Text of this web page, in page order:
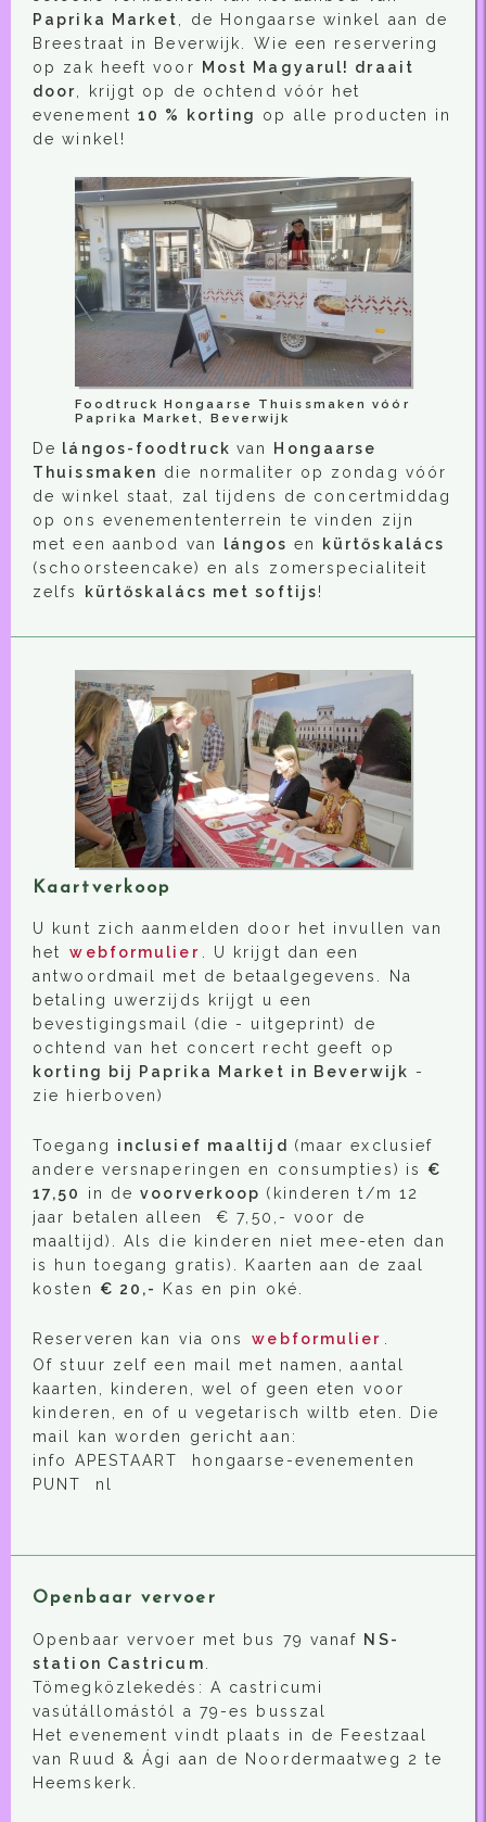
Paprika Market
, de Hongaarse winkel aan de
Breestraat in Beverwijk. Wie een reservering
op zak heeft voor
Most Magyarul! draait
door , krijgt op de ochtend vóór het
evenement 10 % korting
op alle producten in
de winkel!
Foodtruck Hongaarse Thuissmaken vóór
Paprika Market, Beverwijk
De lángos-foodtruckvan Hongaarse
Thuissmaken die normaliter op zondag vóór
de winkel staat, zal tijdens de concertmiddag
op ons evenemententerrein te vinden zijn
met een aanbod van
lángos en
kürtőskalács
(schoorsteencake) en als zomerspecialiteit
zelfs
kürtőskalács met softijs!
Kaartverkoop
U kunt zich aanmelden door het invullen van
het
webformulier . U krijgt dan een
antwoordmail met de betaalgegevens. Na
betaling uwerzijds krijgt u een
bevestigingsmail (die - uitgeprint) de
ochtend van het concert recht geeft op
korting bij Paprika Market in Beverwijk -
zie hierboven)
Toegang inclusief maaltijd (maar exclusief
andere versnaperingen en consumpties) is €
17,50
in devoorverkoop (kinderen t/m 12
jaar betalen alleen € 7,50,- voor de
maaltijd). Als die kinderen niet mee-eten dan
is hun toegang gratis). Kaarten aan de zaal
kosten € 20,- Kas en pin oké.
Reserveren kan via ons webformulier .
Of stuur zelf een mail met namen, aantal
kaarten, kinderen, wel of geen eten voor
kinderen, en of u vegetarisch wiltb eten. Die
mail kan worden gericht aan:
info APESTAART hongaarse-evenementen
PUNT nl
Openbaar vervoer
Openbaar vervoer met bus 79 vanaf NS-
station Castricum
Tömegközlekedés: A castricumi
vasútállomástól a 79-es busszal
Het evenement vindt plaats in de Feestzaal
van Ruud & Ági aan de Noordermaatweg 2 te
Heemskerk.